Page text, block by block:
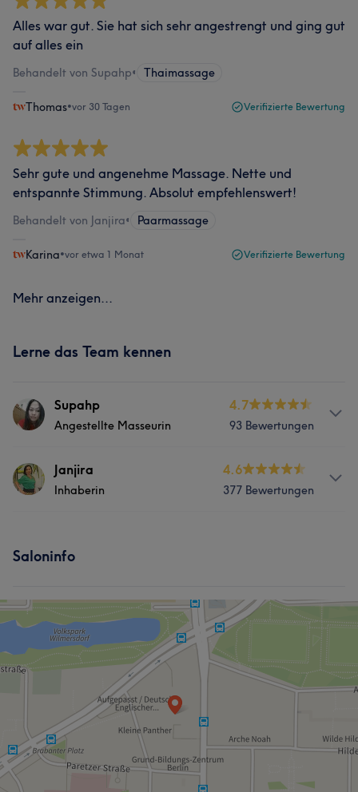
Alles war gut. Sie hat sich sehr angestrengt und ging gut
auf alles ein
Behandelt von Supahp• Thaimassage
Thomas•vor 30 Tagen Verifizierte Bewertung
Sehr gute und angenehme Massage. Nette und
entspannte Stimmung. Absolut empfehlenswert!
Behandelt von Janjira• Paarmassage
Karina•vor etwa 1 Monat Verifizierte Bewertung
Mehr anzeigen...
Lerne das Team kennen
Supahp
Angestellte Masseurin
4.7
93 Bewertungen
ServicesJanjira
Inhaberin
4.6
377 Bewertungen
Was unsere Kunden über Janjira sagen
Freundlich 12 Kompetent 9 Professionell
Saloninfo